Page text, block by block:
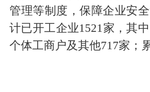
管理等制度，保障企业安
计已开工企业1521家，其
个体工商户及其他717家；